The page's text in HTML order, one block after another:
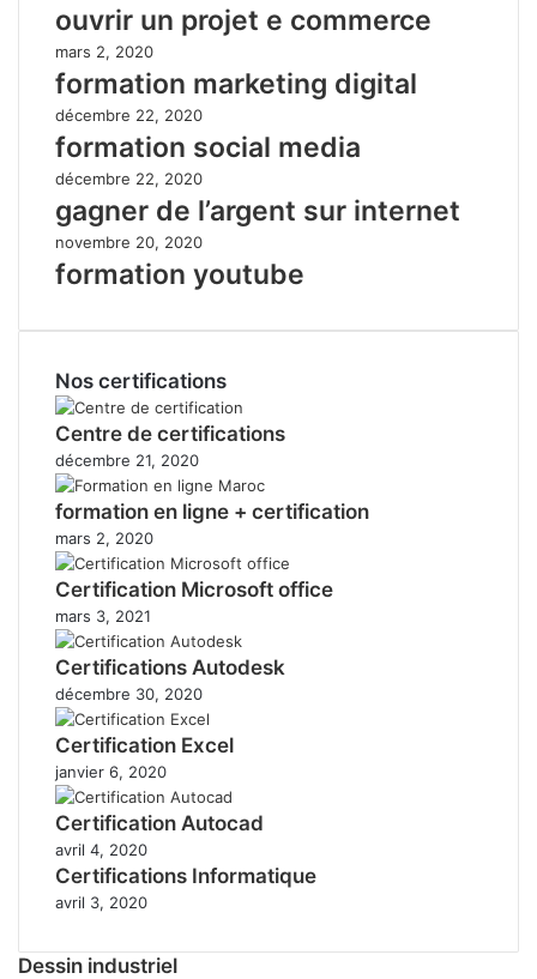
ouvrir un projet e commerce
mars 2, 2020
formation marketing digital
décembre 22, 2020
formation social media
décembre 22, 2020
gagner de l’argent sur internet
novembre 20, 2020
formation youtube
Nos certifications
Centre de certifications
décembre 21, 2020
formation en ligne + certification
mars 2, 2020
Certification Microsoft office
mars 3, 2021
Certifications Autodesk
décembre 30, 2020
Certification Excel
janvier 6, 2020
Certification Autocad
avril 4, 2020
Certifications Informatique
avril 3, 2020
Dessin industriel